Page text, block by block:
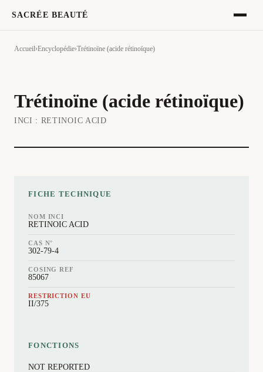
SACRÉE BEAUTÉ
Accueil›Encyclopédie›Trétinoïne (acide rétinoïque)
Trétinoïne (acide rétinoïque)
INCI : RETINOIC ACID
FICHE TECHNIQUE
NOM INCI
RETINOIC ACID
CAS N°
302-79-4
COSING REF
85067
RESTRICTION EU
II/375
FONCTIONS
NOT REPORTED